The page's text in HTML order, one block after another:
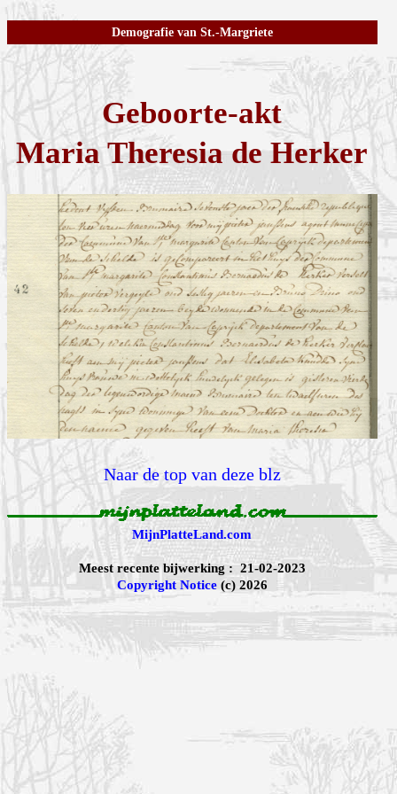
Demografie van St.-Margriete
Geboorte-akt
Maria Theresia de Herker
Naar de top van deze blz
MijnPlatteLand.com
Meest recente bijwerking : 21-02-2023
Copyright Notice(c) 2026